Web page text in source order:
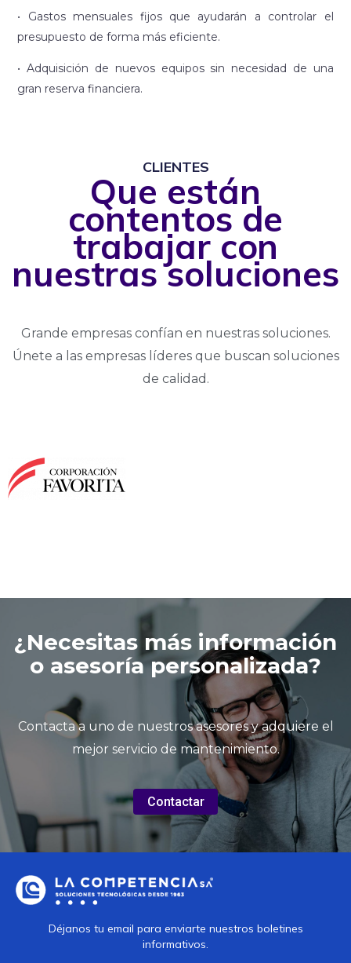
• Gastos mensuales fijos que ayudarán a controlar el
presupuesto de forma más eficiente.
• Adquisición de nuevos equipos sin necesidad de una
gran reserva financiera.
CLIENTES
Que están
contentos de
trabajar con
nuestras soluciones
Grande empresas confían en nuestras soluciones.
Únete a las empresas líderes que buscan soluciones
de calidad.
¿Necesitas más información
o asesoría personalizada?
Contacta a uno de nuestros asesores y adquiere el
mejor servicio de mantenimiento.
Contactar
Déjanos tu email para enviarte nuestros boletines
informativos.